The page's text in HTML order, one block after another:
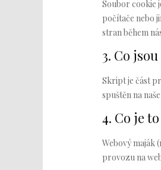
Soubor cookie
počítače nebo
stran během
3. Co
Skript je část
spuštěn na
4. Co je
Webový maják
provozu na